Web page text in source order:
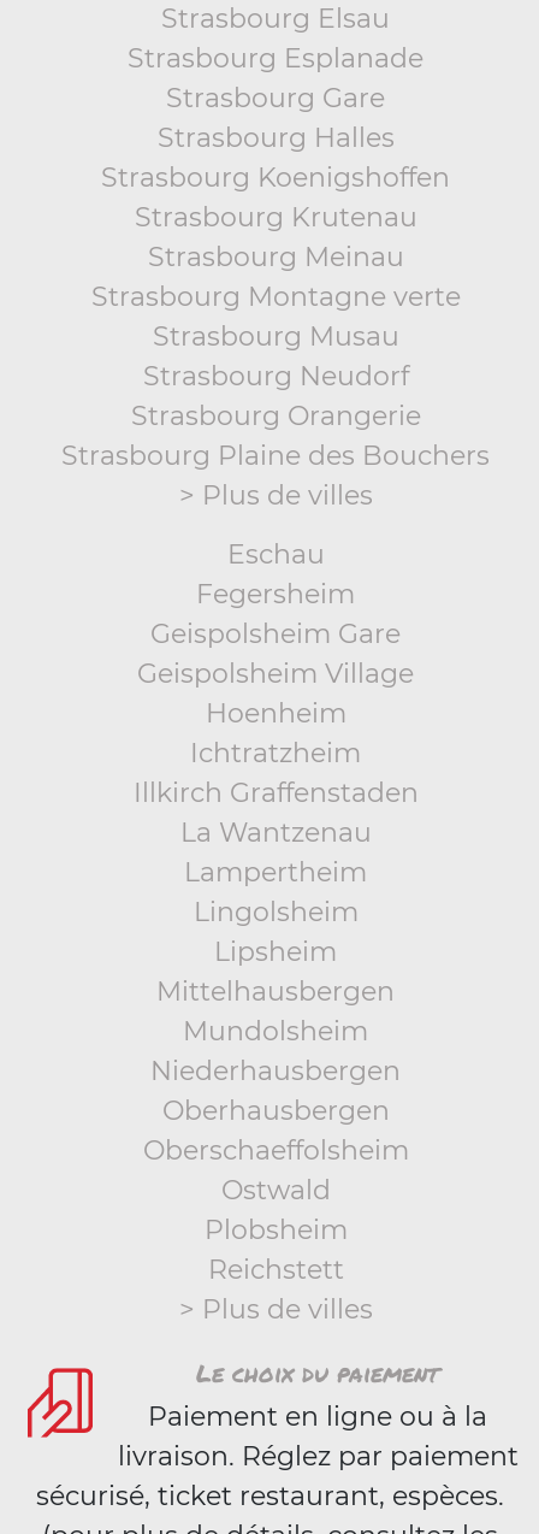
Strasbourg Elsau
Strasbourg Esplanade
Strasbourg Gare
Strasbourg Halles
Strasbourg Koenigshoffen
Strasbourg Krutenau
Strasbourg Meinau
Strasbourg Montagne verte
Strasbourg Musau
Strasbourg Neudorf
Strasbourg Orangerie
Strasbourg Plaine des Bouchers
> Plus de villes
Eschau
Fegersheim
Geispolsheim Gare
Geispolsheim Village
Hoenheim
Ichtratzheim
Illkirch Graffenstaden
La Wantzenau
Lampertheim
Lingolsheim
Lipsheim
Mittelhausbergen
Mundolsheim
Niederhausbergen
Oberhausbergen
Oberschaeffolsheim
Ostwald
Plobsheim
Reichstett
> Plus de villes
Le choix du paiement
Paiement en ligne ou à la
livraison. Réglez par paiement
sécurisé, ticket restaurant, espèces.